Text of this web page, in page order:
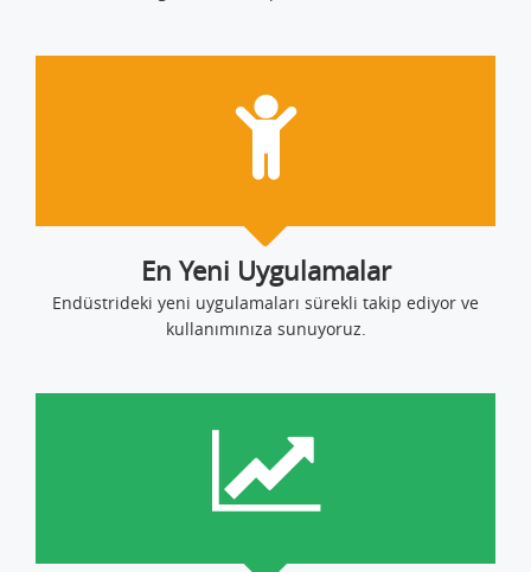
En Yeni Uygulamalar
Endüstrideki yeni uygulamaları sürekli takip ediyor ve
kullanımınıza sunuyoruz.